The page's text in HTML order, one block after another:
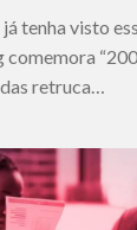
tenha visto
retruca…